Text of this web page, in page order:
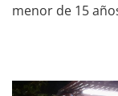
menor de 15